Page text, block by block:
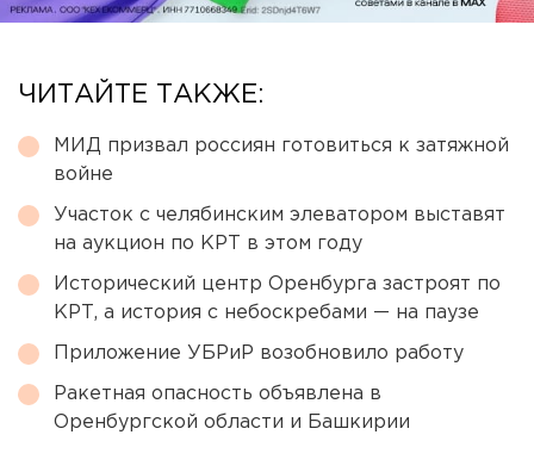
ЧИТАЙТЕ ТАКЖЕ:
МИД призвал россиян готовиться к затяжной
войне
Участок с челябинским элеватором выставят
на аукцион по КРТ в этом году
Исторический центр Оренбурга застроят по
КРТ, а история с небоскребами — на паузе
Приложение УБРиР возобновило работу
Ракетная опасность объявлена в
Оренбургской области и Башкирии